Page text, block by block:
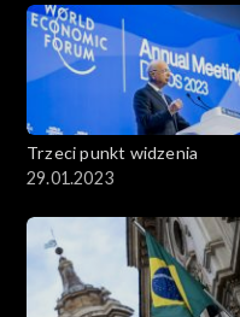
Trzeci punkt widzenia
29.01.2023